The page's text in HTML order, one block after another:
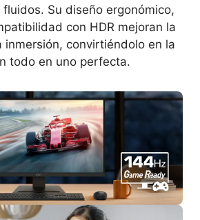
Su diseño ergonómico,
con HDR mejoran la
inmersión, convirtiéndolo en la
todo en uno perfecta.